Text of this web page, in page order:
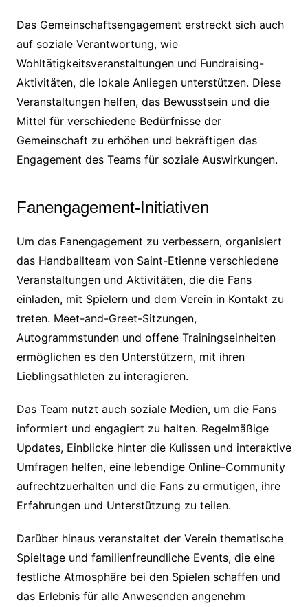
Das Gemeinschaftsengagement erstreckt sich auch
auf soziale Verantwortung, wie
Wohltätigkeitsveranstaltungen und Fundraising-
Aktivitäten, die lokale Anliegen unterstützen. Diese
Veranstaltungen helfen, das Bewusstsein und die
Mittel für verschiedene Bedürfnisse der
Gemeinschaft zu erhöhen und bekräftigen das
Engagement des Teams für soziale Auswirkungen.
Fanengagement-Initiativen
Um das Fanengagement zu verbessern, organisiert
das Handballteam von Saint-Etienne verschiedene
Veranstaltungen und Aktivitäten, die die Fans
einladen, mit Spielern und dem Verein in Kontakt zu
treten. Meet-and-Greet-Sitzungen,
Autogrammstunden und offene Trainingseinheiten
ermöglichen es den Unterstützern, mit ihren
Lieblingsathleten zu interagieren.
Das Team nutzt auch soziale Medien, um die Fans
informiert und engagiert zu halten. Regelmäßige
Updates, Einblicke hinter die Kulissen und interaktive
Umfragen helfen, eine lebendige Online-Community
aufrechtzuerhalten und die Fans zu ermutigen, ihre
Erfahrungen und Unterstützung zu teilen.
Darüber hinaus veranstaltet der Verein thematische
Spieltage und familienfreundliche Events, die eine
festliche Atmosphäre bei den Spielen schaffen und
das Erlebnis für alle Anwesenden angenehm